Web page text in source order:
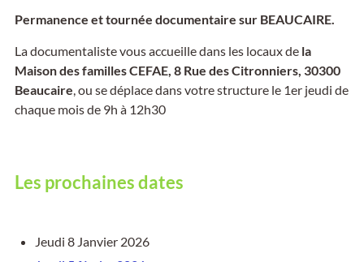
Permanence et tournée documentaire sur BEAUCAIRE.
La documentaliste vous accueille dans les locaux de la
Maison des familles CEFAE, 8 Rue des Citronniers, 30300
Beaucaire, ou se déplace dans votre structure le 1er jeudi de
chaque mois de 9h à 12h30
Les prochaines dates
Jeudi 8 Janvier 2026